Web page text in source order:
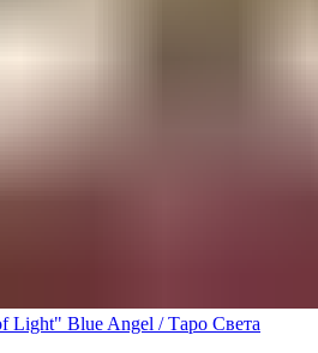
Light" Blue Angel / Таро Света